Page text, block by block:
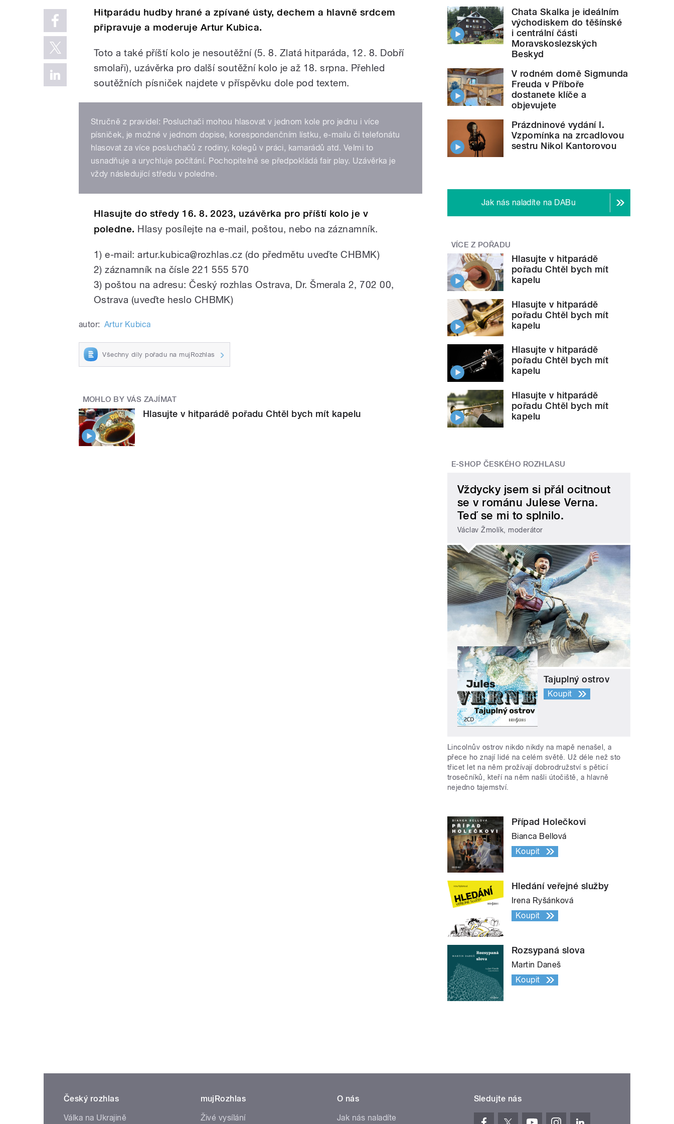
Hitparádu hudby hrané a zpívané ústy, dechem a hlavně srdcem
připravuje a moderuje Artur Kubica.
Toto a také příští kolo je nesoutěžní (5. 8. Zlatá hitparáda, 12. 8. Dobří
smolaři), uzávěrka pro další soutěžní kolo je až 18. srpna. Přehled
soutěžních písniček najdete v příspěvku dole pod textem.
Stručně z pravidel: Posluchači mohou hlasovat v jednom kole pro jednu i více
písniček, je možné v jednom dopise, korespondenčním lístku, e-mailu či telefonátu
hlasovat za více posluchačů z rodiny, kolegů v práci, kamarádů atd. Velmi to
usnadňuje a urychluje počítání. Pochopitelně se předpokládá fair play. Uzávěrka je
vždy následující středu v poledne.
Hlasujte do středy 16. 8. 2023, uzávěrka pro příští kolo je v
poledne. Hlasy posílejte na e-mail, poštou, nebo na záznamník.
1) e-mail: artur.kubica@rozhlas.cz (do předmětu uveďte CHBMK)
2) záznamník na čísle 221 555 570
3) poštou na adresu: Český rozhlas Ostrava, Dr. Šmerala 2, 702 00,
Ostrava (uveďte heslo CHBMK)
autor: Artur Kubica
Všechny díly pořadu na mujRozhlas
MOHLO BY VÁS ZAJÍMAT
Hlasujte v hitparádě pořadu Chtěl bych mít kapelu
Chata Skalka je ideálním
východiskem do těšínské
i centrální části
Moravskoslezských
Beskyd
V rodném domě Sigmunda
Freuda v Příboře
dostanete klíče a
objevujete
Prázdninové vydání I.
Vzpomínka na zrcadlovou
sestru Nikol Kantorovou
Jak nás naladíte na DABu
VÍCE Z POŘADU
Hlasujte v hitparádě
pořadu Chtěl bych mít
kapelu
Hlasujte v hitparádě
pořadu Chtěl bych mít
kapelu
Hlasujte v hitparádě
pořadu Chtěl bych mít
kapelu
Hlasujte v hitparádě
pořadu Chtěl bych mít
kapelu
E-SHOP ČESKÉHO ROZHLASU
Vždycky jsem si přál ocitnout
se v románu Julese Verna.
Teď se mi to splnilo.
Václav Žmolík, moderátor
Tajuplný ostrov
Koupit
Lincolnův ostrov nikdo nikdy na mapě nenašel, a
přece ho znají lidé na celém světě. Už déle než sto
třicet let na něm prožívají dobrodružství s pěticí
trosečníků, kteří na něm našli útočiště, a hlavně
nejedno tajemství.
Případ Holečkovi
Bianca Bellová
Koupit
Hledání veřejné služby
Irena Ryšánková
Koupit
Rozsypaná slova
Martin Daneš
Koupit
Český rozhlas
Válka na Ukrajině
mujRozhlas
Živé vysílání
O nás
Jak nás naladíte
Sledujte nás